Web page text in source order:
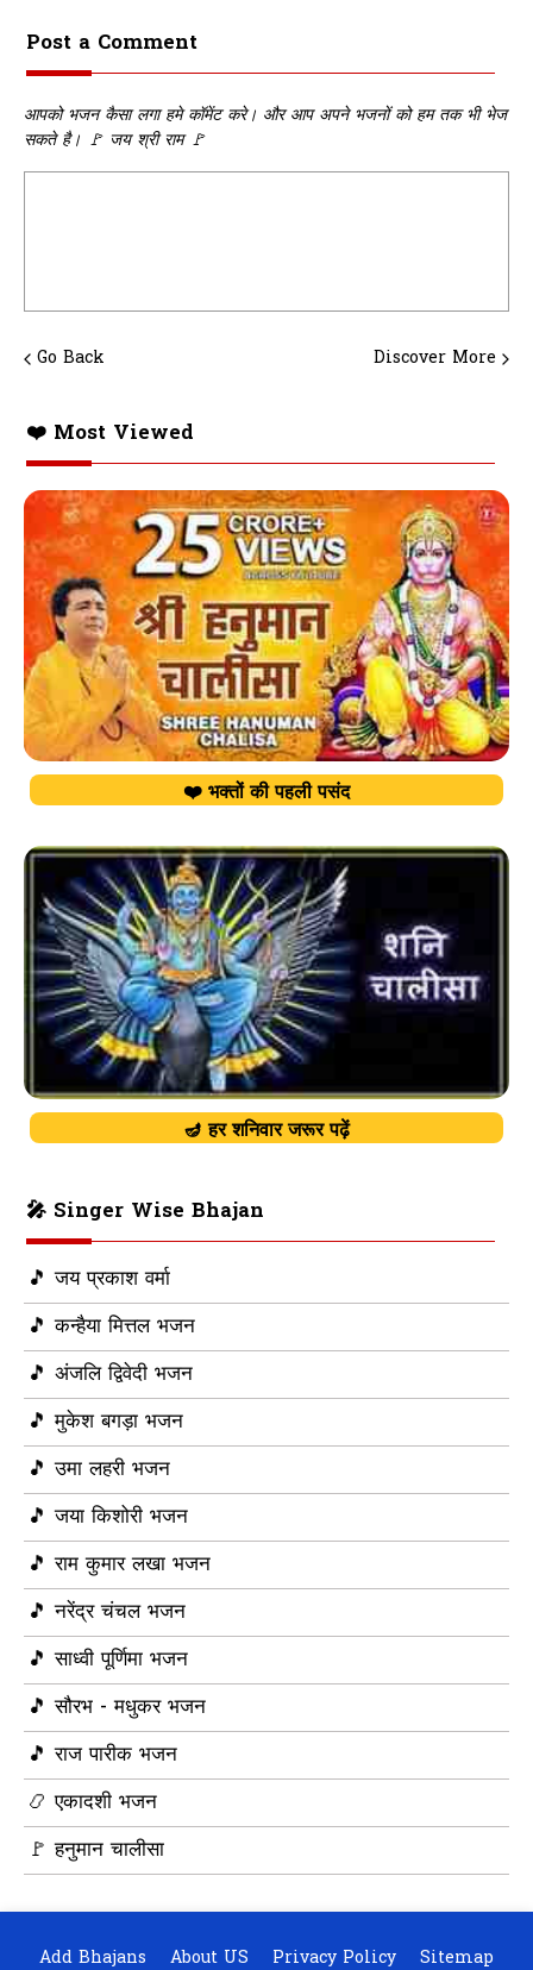
Post a Comment
आपको भजन कैसा लगा हमे कॉमेंट करे। और आप अपने भजनों को हम तक भी भेज
सकते है। 🚩 जय श्री राम 🚩
Go Back Discover More
❤️ Most Viewed
❤️ भक्तों की पहली पसंद
🪔 हर शनिवार जरूर पढ़ें
🎤 Singer Wise Bhajan
🎵 जय प्रकाश वर्मा
🎵 कन्हैया मित्तल भजन
🎵 अंजलि द्विवेदी भजन
🎵 मुकेश बगड़ा भजन
🎵 उमा लहरी भजन
🎵 जया किशोरी भजन
🎵 राम कुमार लखा भजन
🎵 नरेंद्र चंचल भजन
🎵 साध्वी पूर्णिमा भजन
🎵 सौरभ - मधुकर भजन
🎵 राज पारीक भजन
📿 एकादशी भजन
🚩 हनुमान चालीसा
Add Bhajans About US Privacy Policy Sitemap